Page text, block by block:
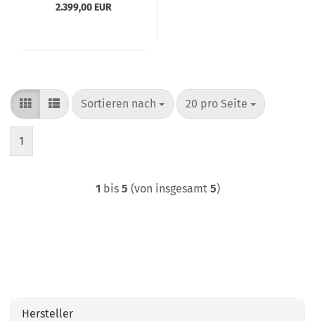
2.399,00 EUR
Sortieren nach
Sortieren nach 20 pro Seite
pro Seite
1
1 bis 5 (von insgesamt 5)
Hersteller